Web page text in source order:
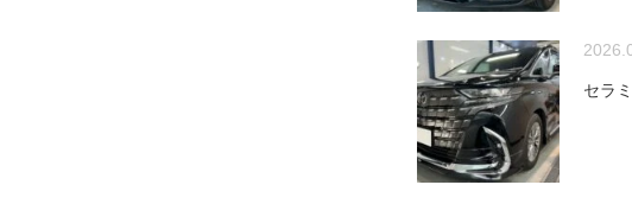
セラ